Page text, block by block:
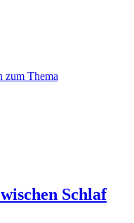
zum Thema
Schlaf